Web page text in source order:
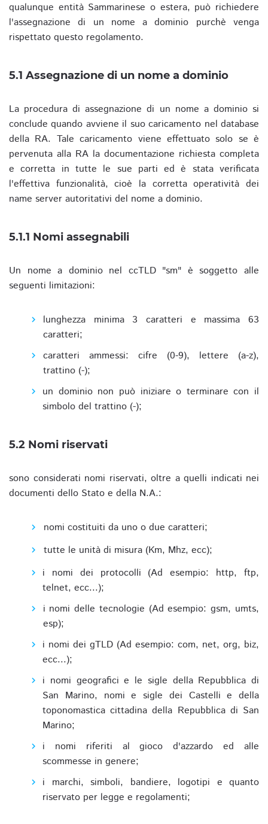
qualunque entità Sammarinese o estera, può richiedere
l'assegnazione di un nome a dominio purchè venga
rispettato questo regolamento.
5.1 Assegnazione di un nome a dominio
La procedura di assegnazione di un nome a dominio si
conclude quando avviene il suo caricamento nel database
della RA. Tale caricamento viene effettuato solo se è
pervenuta alla RA la documentazione richiesta completa
e corretta in tutte le sue parti ed è stata verificata
l'effettiva funzionalità, cioè la corretta operatività dei
name server autoritativi del nome a dominio.
5.1.1 Nomi assegnabili
Un nome a dominio nel ccTLD "sm" è soggetto alle
seguenti limitazioni:
lunghezza minima 3 caratteri e massima 63
caratteri;
caratteri ammessi: cifre (0-9), lettere (a-z),
trattino (-);
un dominio non può iniziare o terminare con il
simbolo del trattino (-);
5.2 Nomi riservati
sono considerati nomi riservati, oltre a quelli indicati nei
documenti dello Stato e della N.A.:
nomi costituiti da uno o due caratteri;
tutte le unità di misura (Km, Mhz, ecc);
i nomi dei protocolli (Ad esempio: http, ftp,
telnet, ecc...);
i nomi delle tecnologie (Ad esempio: gsm, umts,
esp);
i nomi dei gTLD (Ad esempio: com, net, org, biz,
ecc...);
i nomi geografici e le sigle della Repubblica di
San Marino, nomi e sigle dei Castelli e della
toponomastica cittadina della Repubblica di San
Marino;
i nomi riferiti al gioco d'azzardo ed alle
scommesse in genere;
i marchi, simboli, bandiere, logotipi e quanto
riservato per legge e regolamenti;